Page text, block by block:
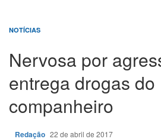
NOTÍCIAS
Nervosa por
entrega drogas do
companheiro
Redação 22 de abril de 2017